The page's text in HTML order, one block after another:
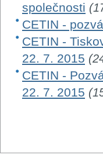
společnosti
CETIN -
CETIN -
22. 7. 2015
CETIN -
22. 7. 2015